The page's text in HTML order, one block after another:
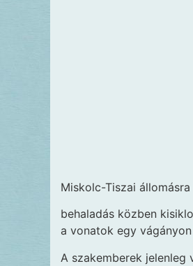
Miskolc-Tiszai állomásra
behaladás közben
a vonatok egy
A szakemberek jelenleg